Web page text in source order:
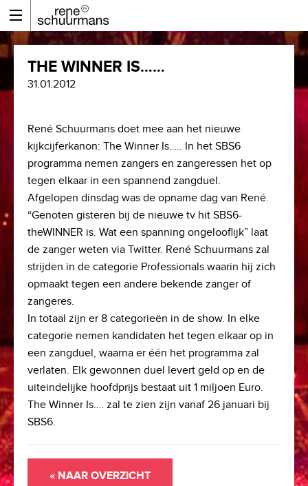
THE WINNER IS……
31.01.2012
René Schuurmans doet mee aan het nieuwe
kijkcijferkanon: The Winner Is….. In het SBS6
programma nemen zangers en zangeressen het op
tegen elkaar in een spannend zangduel.
Afgelopen dinsdag was de opname dag van René.
“Genoten gisteren bij de nieuwe tv hit SBS6-
theWINNER is. Wat een spanning ongelooflijk” laat
de zanger weten via Twitter. René Schuurmans zal
strijden in de categorie Professionals waarin hij zich
opmaakt tegen een andere bekende zanger of
zangeres.
In totaal zijn er 8 categorieën in de show. In elke
categorie nemen kandidaten het tegen elkaar op in
een zangduel, waarna er één het programma zal
verlaten. Elk gewonnen duel levert geld op en de
uiteindelijke hoofdprijs bestaat uit 1 miljoen Euro.
The Winner Is…. zal te zien zijn vanaf 26 januari bij
SBS6.​
« NAAR OVERZICHT